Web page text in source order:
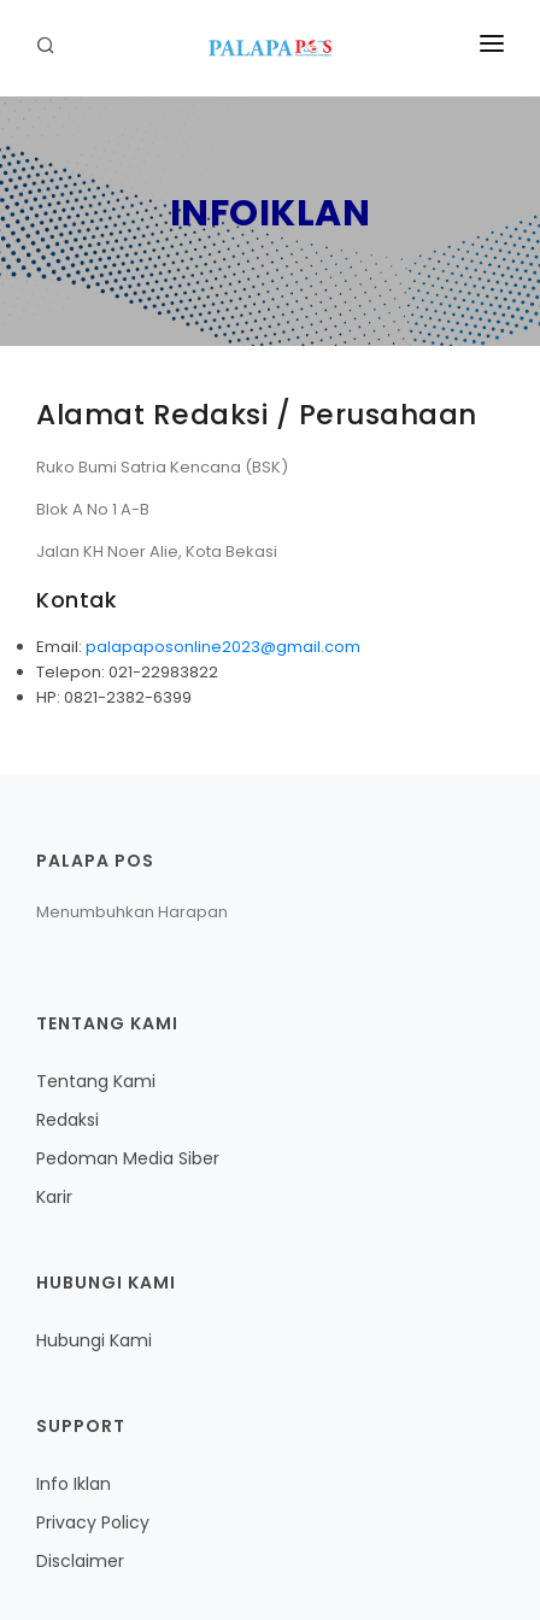
Home
Politik
Nasional
Sumatera
Megapolitan
Hukum
Advertorial
INFOIKLAN
Alamat Redaksi / Perusahaan
Ruko Bumi Satria Kencana (BSK)
Blok A No 1 A-B
Jalan KH Noer Alie, Kota Bekasi
Kontak
Email: palapaposonline2023@gmail.com
Telepon: 021-22983822
HP: 0821-2382-6399
PALAPA POS
Menumbuhkan Harapan
TENTANG KAMI
Tentang Kami
Redaksi
Pedoman Media Siber
Karir
HUBUNGI KAMI
Hubungi Kami
SUPPORT
Info Iklan
Privacy Policy
Disclaimer